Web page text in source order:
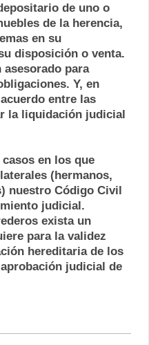
de uno o
de la herencia,
en su
disposición o venta.
asesorado para
Y, en
entre las
la liquidación judicial
en los que
(hermanos,
nuestro Código Civil
judicial.
exista un
para la validez
hereditaria de los
judicial de